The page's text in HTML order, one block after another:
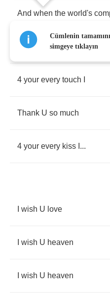
And when the world's
Ceases still I know
4 your every touch
Thank U so much
4 your every kiss ...
wish U love
wish U heaven
wish U heaven
Cümlenin
simgeye tıklayın